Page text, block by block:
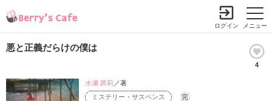
メニュー
ログイン
悪と正義だらけの僕は
4
ミステリー・サスペンス 完
水瀬 茜莉 ／著